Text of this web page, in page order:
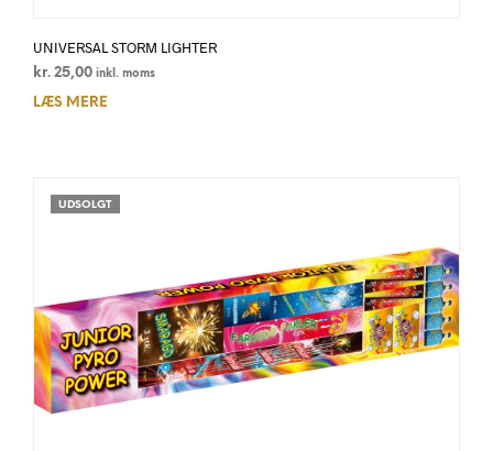
UNIVERSAL STORM LIGHTER
kr. 25,00 inkl. moms
LÆS MERE
UDSOLGT